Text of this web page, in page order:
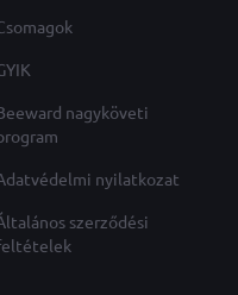
nagyköveti
nyilatkozat
szerződési